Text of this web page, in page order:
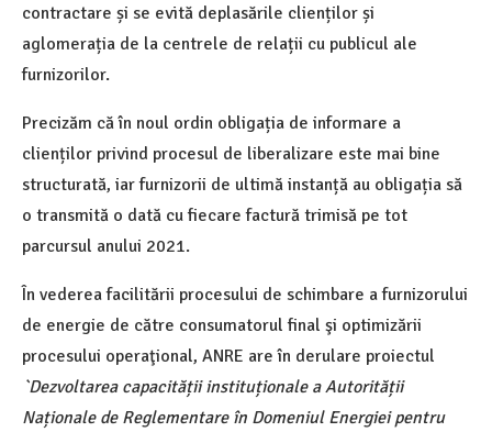
contractare și se evită deplasările clienților și
aglomerația de la centrele de relații cu publicul ale
furnizorilor.
Precizăm că în noul ordin obligația de informare a
clienților privind procesul de liberalizare este mai bine
structurată, iar furnizorii de ultimă instanță au obligația să
o transmită o dată cu fiecare factură trimisă pe tot
parcursul anului 2021.
În vederea facilitării procesului de schimbare a furnizorului
de energie de către consumatorul final şi optimizării
procesului operaţional, ANRE are în derulare proiectul
`Dezvoltarea capacității instituționale a Autorității
Naționale de Reglementare în Domeniul Energiei pentru